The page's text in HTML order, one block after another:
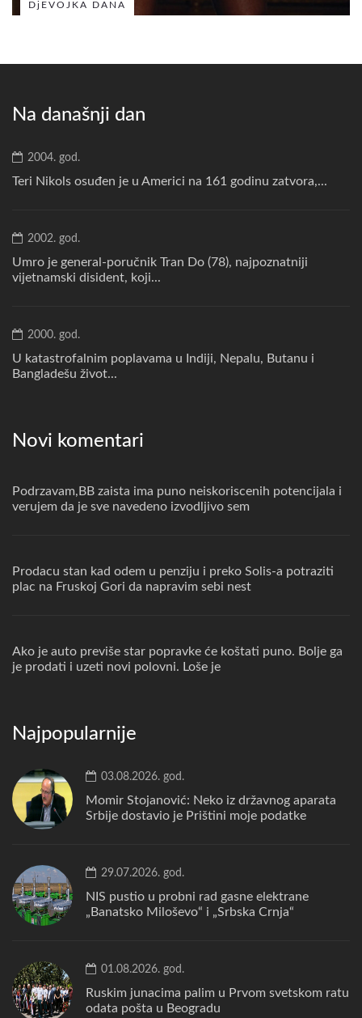
DjEVOJKA DANA
Na današnji dan
2004. god.
Teri Nikols osuđen je u Americi na 161 godinu zatvora,...
2002. god.
Umro je general-poručnik Tran Do (78), najpoznatniji
vijetnamski disident, koji...
2000. god.
U katastrofalnim poplavama u Indiji, Nepalu, Butanu i
Bangladešu život...
Novi komentari
Podrzavam,BB zaista ima puno neiskoriscenih potencijala i
verujem da je sve navedeno izvodljivo sem
Prodacu stan kad odem u penziju i preko Solis-a potraziti
plac na Fruskoj Gori da napravim sebi nest
Ako je auto previše star popravke će koštati puno. Bolje ga
je prodati i uzeti novi polovni. Loše je
Najpopularnije
03.08.2026. god.
Momir Stojanović: Neko iz državnog aparata
Srbije dostavio je Prištini moje podatke
29.07.2026. god.
NIS pustio u probni rad gasne elektrane
„Banatsko Miloševo“ i „Srbska Crnja“
01.08.2026. god.
Ruskim junacima palim u Prvom svetskom ratu
odata pošta u Beogradu